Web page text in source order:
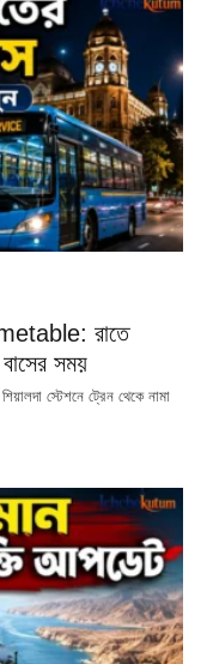
রাতে
সময়
স্টেশনে ট্রেন থেকে নামা